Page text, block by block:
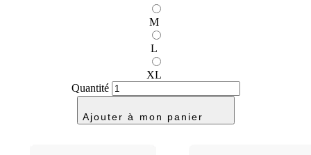
M
L
XL
Quantité
Ajouter à mon panier